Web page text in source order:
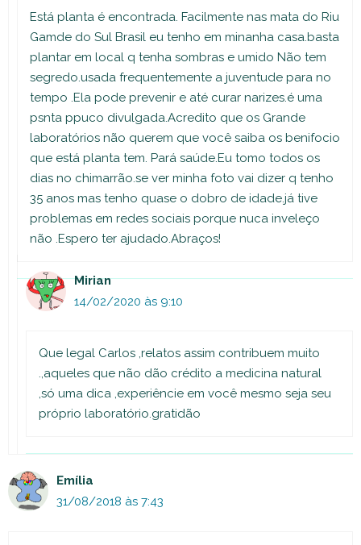
Está planta é encontrada. Facilmente nas mata do Riu
Gamde do Sul Brasil eu tenho em minanha casa.basta
plantar em local q tenha sombras e umido Não tem
segredo.usada frequentemente a juventude para no
tempo .Ela pode prevenir e até curar narizes.é uma
psnta ppuco divulgada.Acredito que os Grande
laboratórios não querem que você saiba os benifocio
que está planta tem. Pará saúde.Eu tomo todos os
dias no chimarrão.se ver minha foto vai dizer q tenho
35 anos mas tenho quase o dobro de idade.já tive
problemas em redes sociais porque nuca inveleço
não .Espero ter ajudado.Abraços!
Mirian
14/02/2020 às 9:10
Que legal Carlos ,relatos assim contribuem muito
.,aqueles que não dão crédito a medicina natural
,só uma dica ,experiêncie em você mesmo seja seu
próprio laboratório.gratidão
Emília
31/08/2018 às 7:43